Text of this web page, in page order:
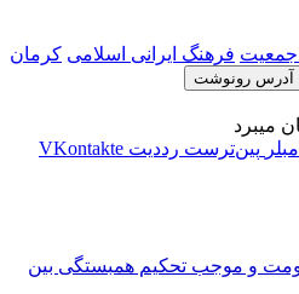
جمعیت فرهنگ ایرانی اسلامی كرمان
آدرس رونوشت
‫پین‌ترست ‫رددیت ‫VKontakte